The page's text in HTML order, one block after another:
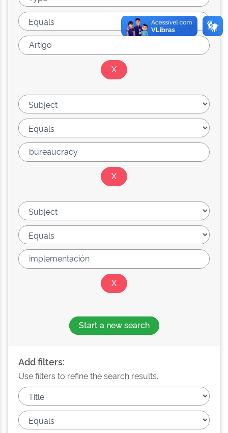
Start a new search
Add filters:
Use filters to refine the search results.